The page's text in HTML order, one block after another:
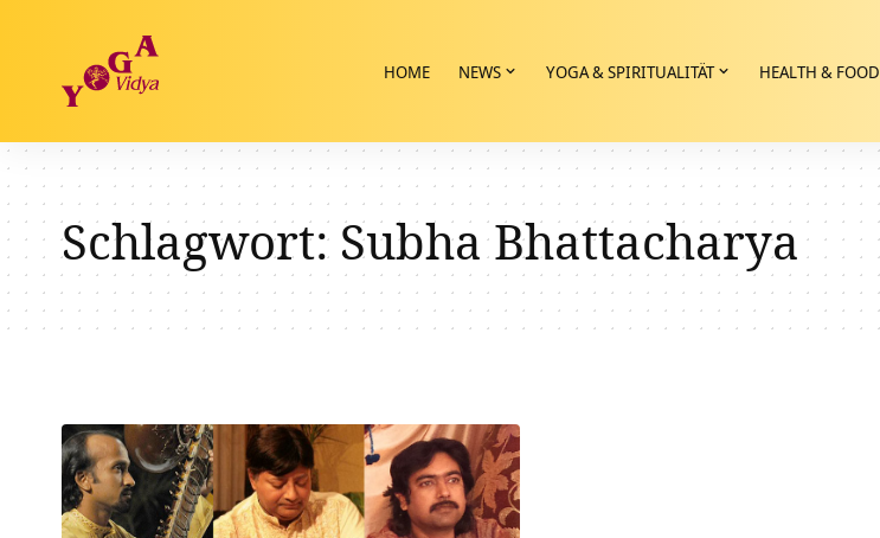
HOME NEWS YOGA & SPIRITUALITÄT HEALTH & FOOD
Schlagwort: Subha Bhattacharya